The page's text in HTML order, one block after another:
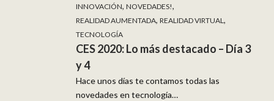
INNOVACIÓN, NOVEDADES!,
REALIDAD AUMENTADA, REALIDAD VIRTUAL,
TECNOLOGÍA
CES 2020: Lo más destacado – Día 3
y 4
Hace unos días te contamos todas las
novedades en tecnología…